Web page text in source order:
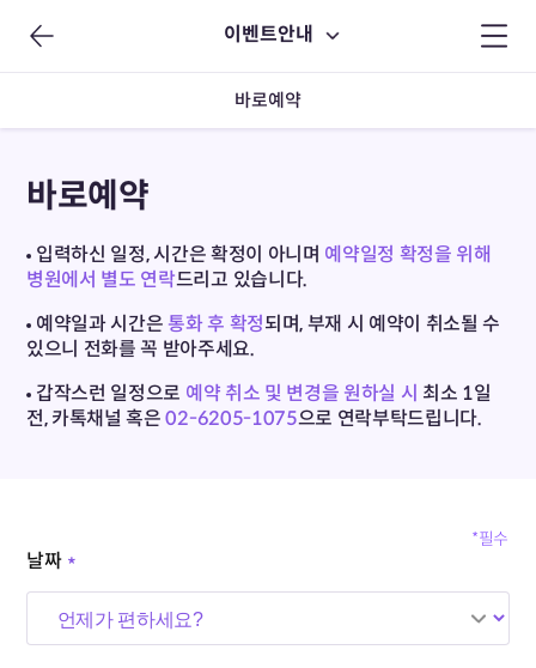
이벤트안내
바로예약
바로예약
입력하신 일정, 시간은 확정이 아니며 예약일정 확정을 위해
병원에서 별도 연락드리고 있습니다.
예약일과 시간은 통화 후 확정되며, 부재 시 예약이 취소될 수
있으니 전화를 꼭 받아주세요.
갑작스런 일정으로 예약 취소 및 변경을 원하실 시 최소 1일
전,카톡채널 혹은02-6205-1075으로 연락부탁드립니다.
*필수
날짜 *